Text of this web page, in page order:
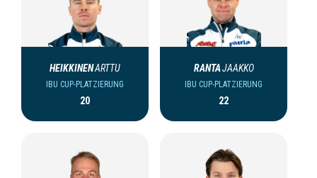
HEIKKINENARTTU
IBU CUP-PLATZIERUNG
20
RANTAJAAKKO
IBU CUP-PLATZIERUNG
22